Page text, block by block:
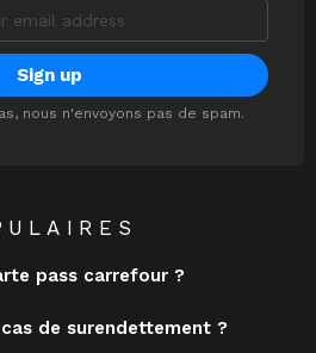
nous n'envoyons pas de spam.
pass carrefour ?
de surendettement ?